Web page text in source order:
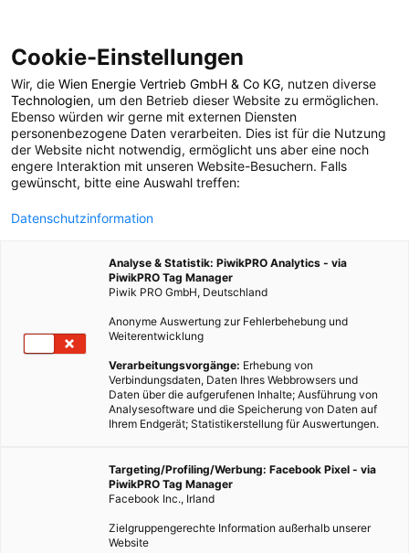
POSTS BY TAG
Energiezähler
1 BEITRAG
Cookie-Einstellungen
Wir, die Wien Energie Vertrieb GmbH & Co KG, nutzen diverse
Technologien, um den Betrieb dieser Website zu ermöglichen.
Ebenso würden wir gerne mit externen Diensten
personenbezogene Daten verarbeiten. Dies ist für die Nutzung
der Website nicht notwendig, ermöglicht uns aber eine noch
engere Interaktion mit unseren Website-Besuchern. Falls
gewünscht, bitte eine Auswahl treffen:
Datenschutzinformation
Analyse & Statistik: PiwikPRO Analytics - via
PiwikPRO Tag Manager
Piwik PRO GmbH, Deutschland
Anonyme Auswertung zur Fehlerbehebung und
Weiterentwicklung
Verarbeitungsvorgänge: Erhebung von
Verbindungsdaten, Daten Ihres Webbrowsers und
Daten über die aufgerufenen Inhalte; Ausführung von
Analysesoftware und die Speicherung von Daten auf
Ihrem Endgerät; Statistikerstellung für Auswertungen.
Targeting/Profiling/Werbung: Facebook Pixel - via
PiwikPRO Tag Manager
Facebook Inc., Irland
Zielgruppengerechte Information außerhalb unserer
Website